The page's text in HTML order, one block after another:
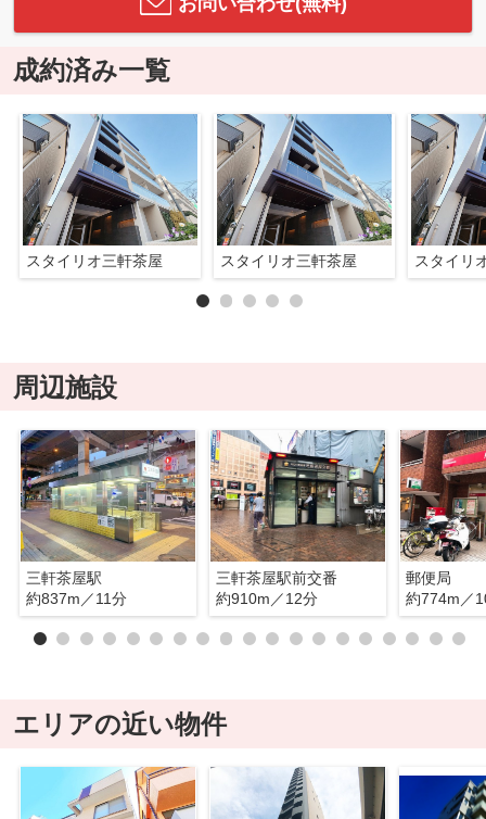
成約済み一覧
スタイリオ三軒茶屋 スタイリオ三軒茶屋 スタイリ
周辺施設
三軒茶屋駅
約837m／11分
三軒茶屋駅前交番
約910m／12分
郵便局
約774m／
エリアの近い物件